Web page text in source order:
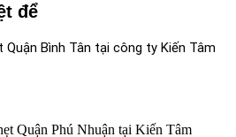
để
Bình Tân tại công ty Kiến Tâm